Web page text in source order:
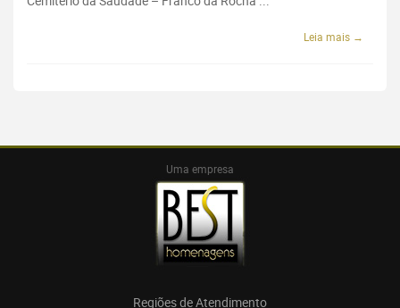
Leia mais →
Uma empresa
Regiões de Atendimento